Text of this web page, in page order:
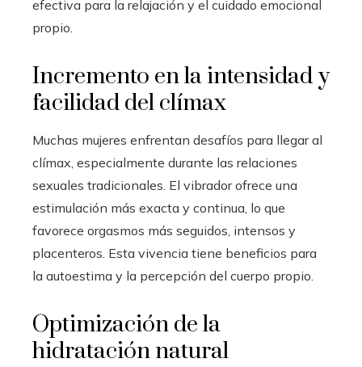
efectiva para la relajación y el cuidado emocional
propio.
Incremento en la intensidad y
facilidad del clímax
Muchas mujeres enfrentan desafíos para llegar al
clímax, especialmente durante las relaciones
sexuales tradicionales. El vibrador ofrece una
estimulación más exacta y continua, lo que
favorece orgasmos más seguidos, intensos y
placenteros. Esta vivencia tiene beneficios para
la autoestima y la percepción del cuerpo propio.
Optimización de la
hidratación natural